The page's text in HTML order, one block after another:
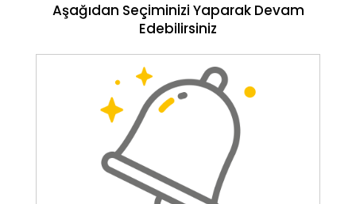
Aşağıdan Seçiminizi Yaparak Devam
Edebilirsiniz